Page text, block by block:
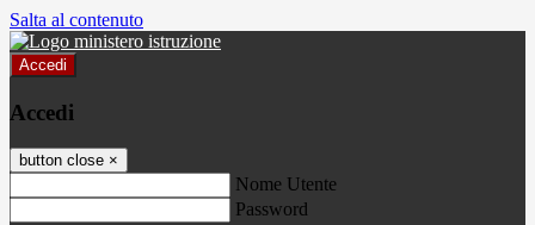
Salta al contenuto
Accedi
Accedi
button close ×
Nome Utente
Password